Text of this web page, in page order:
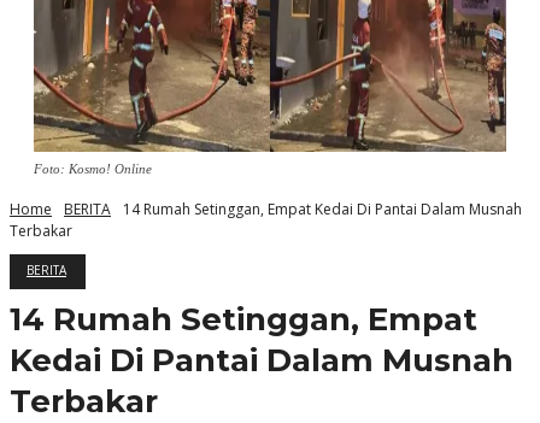
Foto: Kosmo! Online
Home BERITA
14 Rumah Setinggan, Empat Kedai Di Pantai Dalam Musnah
Terbakar
BERITA
14 Rumah Setinggan, Empat
Kedai Di Pantai Dalam Musnah
Terbakar